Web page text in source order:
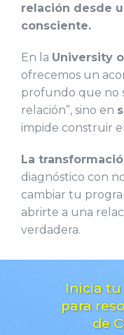
relación desde
consciente.
En la University
ofrecemos un
profundo que no
relación”, sino en
impide construir
La
diagnóstico con
cambiar tu
abrirte a una
verdadera.
Inicia tu
para
de